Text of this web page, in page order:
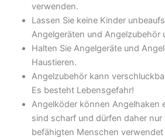
verwenden.
Lassen Sie keine Kinder
Angelgeräten und Angelzubehör
Halten Sie Angelgeräte und
Haustieren.
Angelzubehör kann
Es besteht Lebensgefahr!
Angelköder können Angelhaken
sind scharf und dürfen daher
befähigten Menschen verwendet